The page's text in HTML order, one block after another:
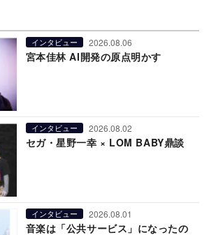
インタビュー 2026.08.06
宮本佳林 AI開発の原点明かす
インタビュー 2026.08.02
セガ・星野一幸 × LOM BABY鼎談
インタビュー 2026.08.01
音楽は「公共サービス」になったの